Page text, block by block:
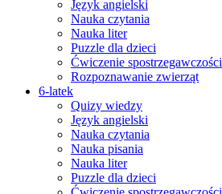
Język angielski
Nauka czytania
Nauka liter
Puzzle dla dzieci
Ćwiczenie spostrzegawczości
Rozpoznawanie zwierząt
6-latek
Quizy wiedzy
Język angielski
Nauka czytania
Nauka pisania
Nauka liter
Puzzle dla dzieci